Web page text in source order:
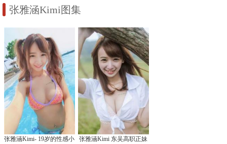
张雅涵Kimi图集
张雅涵Kimi- 19岁的性感小
张雅涵Kimi 东吴高职正妹